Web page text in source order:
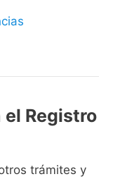
Registro
trámites y